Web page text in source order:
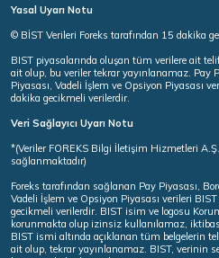
Yasal Uyarı Notu
© BİST Verileri Foreks tarafından 15 dakika
BIST piyasalarında oluşan tüm verilere ait
ait olup, bu veriler tekrar yayınlanamaz. Pay
Piyasası, Vadeli İşlem ve Opsiyon Piyasası
dakika gecikmeli verilerdir.
Veri Sağlayıcı Uyarı Notu
*(Veriler FOREKS Bilgi İletişim Hizmetleri
sağlanmaktadır)
Foreks tarafından sağlanan Pay Piyasası,
Vadeli İşlem ve Opsiyon Piyasası verileri
gecikmeli verilerdir. BIST isim ve logosu
korunmakta olup izinsiz kullanılamaz,
BIST ismi altında açıklanan tüm belgelerin
ait olup, tekrar yayınlanamaz. BIST, verinin